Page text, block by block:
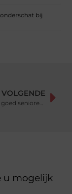
bij
VOLGENDE
Waarom een goed seniorenbed zo belangrijk is
u mogelijk